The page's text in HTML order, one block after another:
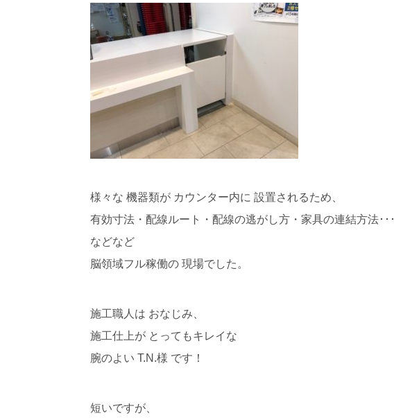
様々な 機器類が カウンター内に 設置されるため、
有効寸法・配線ルート・配線の逃がし方・家具の連結方法･･･
などなど
脳領域フル稼働の 現場でした。
施工職人は おなじみ、
施工仕上が とってもキレイな
腕のよい T.N.様 です！
短いですが、